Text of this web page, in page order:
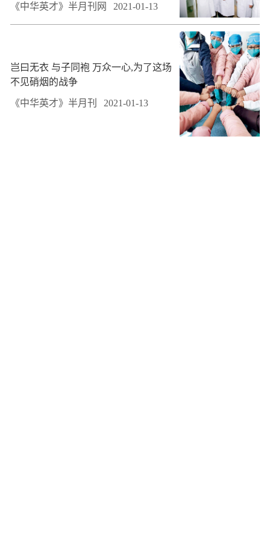
《中华英才》半月刊网 2021-01-13
岂曰无衣 与子同袍 万众一心,为了这场
不见硝烟的战争
《中华英才》半月刊 2021-01-13